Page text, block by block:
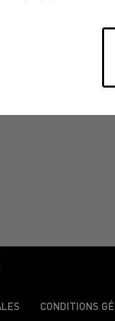
2025 À 18H37
CONDITIONS